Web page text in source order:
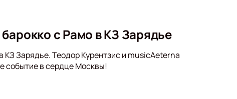
с Рамо в КЗ Зарядье
КЗ Зарядье. Теодор Курентзис и musicAeterna
событие в сердце Москвы!